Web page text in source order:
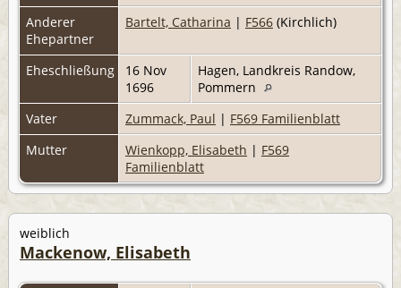
Anderer
Ehepartner
Bartelt, Catharina | F566 (Kirchlich)
Eheschließung
16 Nov
1696
Hagen, Landkreis Randow,
Pommern
Vater
Zummack, Paul | F569 Familienblatt
Mutter
Wienkopp, Elisabeth | F569
Familienblatt
weiblich
Mackenow, Elisabeth